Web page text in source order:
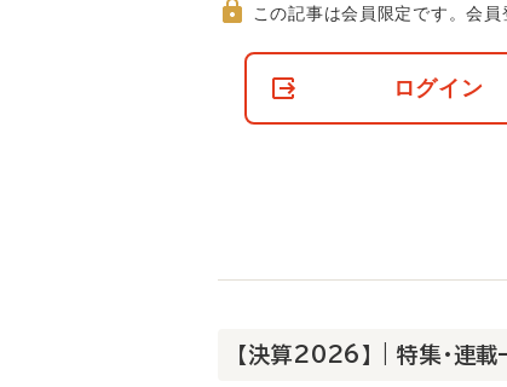
て
この記事は会員限定です。会員
ログイン
【決算2026】 | 特集・連載